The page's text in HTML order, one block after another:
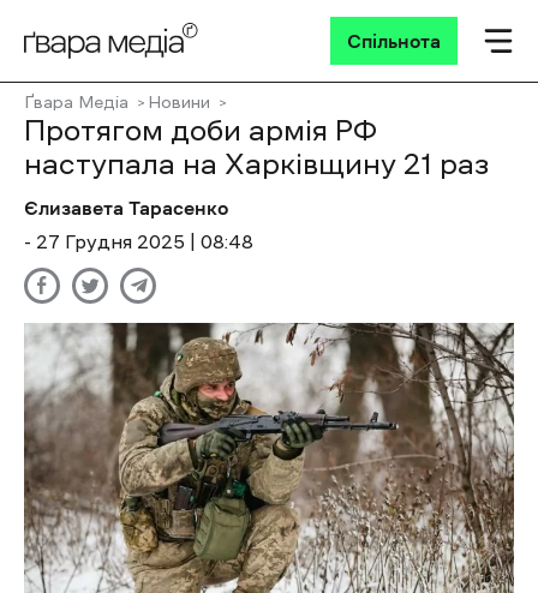
Спільнота
Ґвара Медіа Новини
Протягом доби армія РФ
наступала на Харківщину 21 раз
Єлизавета Тарасенко
- 27 Грудня 2025 | 08:48